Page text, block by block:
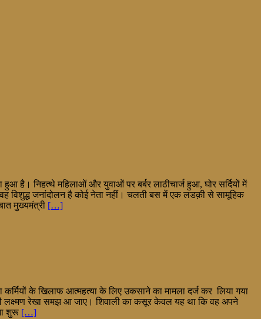
है। निहत्थे महिलाओं और युवाओं पर बर्बर लाठीचार्ज हुआ, घोर सर्दियों में
विशुद्ध जनांदोलन है कोई नेता नहीं। चलती बस में एक लडक़ी से सामूहिक
मुख्यमंत्री […]
के खिलाफ आत्महत्या के लिए उकसाने का मामला दर्ज कर लिया गया
लक्ष्मण रेखा समझ आ जाए। शिवाली का कसूर केवल यह था कि वह अपने
शुरू […]